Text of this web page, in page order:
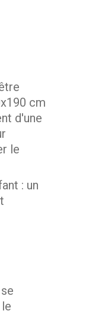
cm
d'une
le
: un